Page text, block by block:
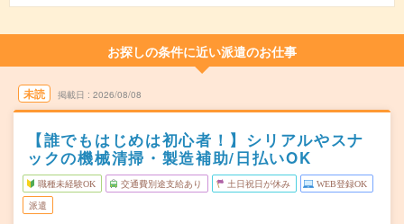
お探しの条件に近い派遣のお仕事
未読 掲載日 2026/08/08
【誰でもはじめは初心者！】シリアルやスナ
ックの機械清掃・製造補助/日払いOK
職種未経験OK 交通費別途支給あり 土日祝日が休み WEB登録OK
派遣